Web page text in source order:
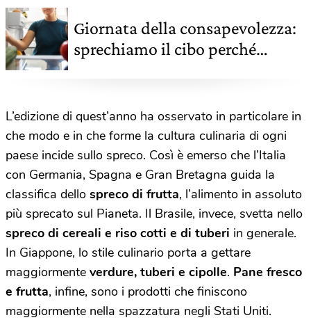
Giornata della consapevolezza:
sprechiamo il cibo perché
L’edizione di quest’anno ha osservato in particolare in
che modo e in che forme la cultura culinaria di ogni
paese incide sullo spreco. Così è emerso che l’Italia
con Germania, Spagna e Gran Bretagna guida la
classifica dello spreco di frutta, l’alimento in assoluto
più sprecato sul Pianeta. Il Brasile, invece, svetta nello
spreco di cereali e riso cotti e di tuberi in generale.
In Giappone, lo stile culinario porta a gettare
maggiormente verdure, tuberi e cipolle. Pane fresco
e frutta, infine, sono i prodotti che finiscono
maggiormente nella spazzatura negli Stati Uniti.